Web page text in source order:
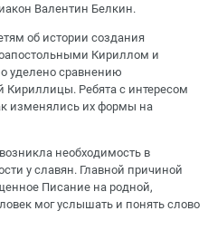
Валентин Белкин.
об истории создания
Кириллом и
уделено сравнению
Кириллицы. Ребята с интересом
изменялись их формы на
необходимость в
у славян. Главной причиной
Писание на родной,
мог услышать и понять слово